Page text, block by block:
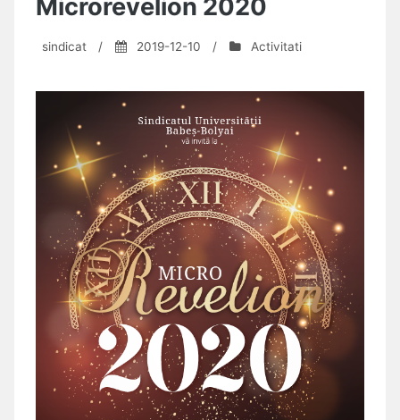
Microrevelion 2020
sindicat / 2019-12-10 / Activitati